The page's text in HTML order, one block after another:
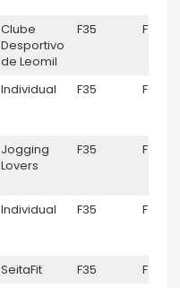
Clube
Desportivo
de Leomil
F35 F
Individual F35 F
Jogging
Lovers
F35 F
Individual F35 F
SeitaFit F35
F